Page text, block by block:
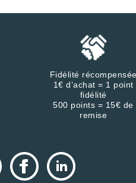
Fidélité récompensée
1€ d’achat = 1 point
fidélité
500 points = 15€ de
remise